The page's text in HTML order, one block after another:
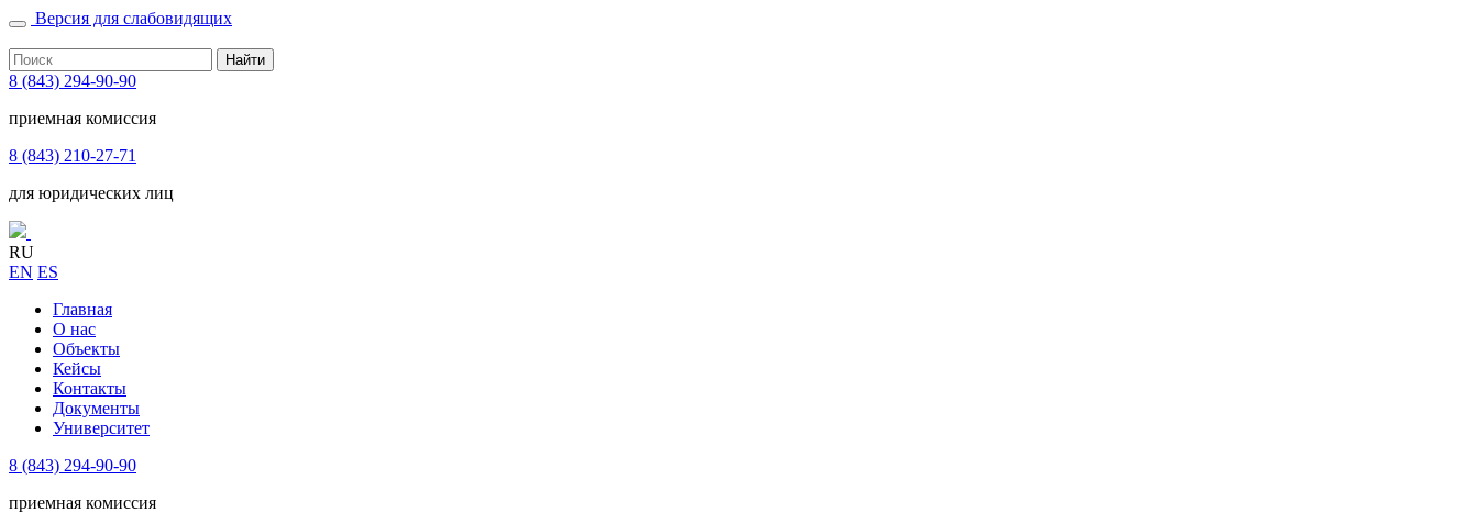
Версия для слабовидящих
Найти
8 (843) 294-90-90
приемная комиссия
8 (843) 210-27-71
для юридических лиц
RU
EN ES
Главная
О нас
Объекты
Кейсы
Контакты
Документы
Университет
8 (843) 294-90-90
приемная комиссия